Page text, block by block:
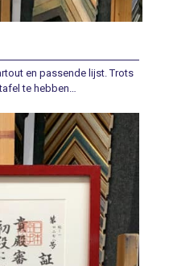
en passende lijst. Trots
te hebben…